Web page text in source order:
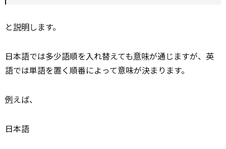
と説明します。
日本語では多少語順を入れ替えても意味が通じますが、英
語では単語を置く順番によって意味が決まります。
例えば、
日本語